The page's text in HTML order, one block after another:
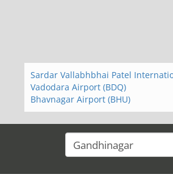
Sardar Vallabhbhai Patel
Vadodara Airport (BDQ)
Bhavnagar Airport (BHU)